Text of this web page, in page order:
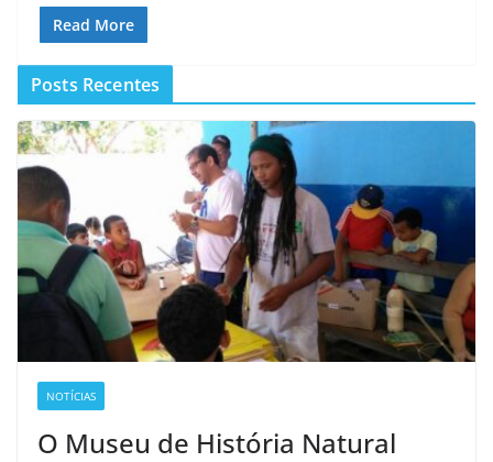
Read More
Posts Recentes
NOTÍCIAS
O Museu de História Natural